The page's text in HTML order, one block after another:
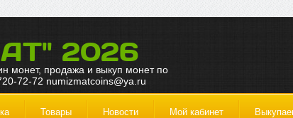
2026
монет, продажа и выкуп монет по
72-72 numizmatcoins@ya.ru
Товары Новости Мой кабинет